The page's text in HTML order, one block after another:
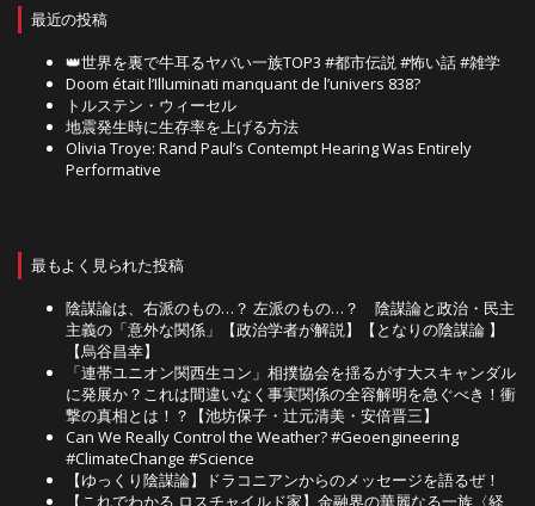
最近の投稿
👑世界を裏で牛耳るヤバい一族TOP3 #都市伝説 #怖い話 #雑学
Doom était l’Illuminati manquant de l’univers 838?
トルステン・ウィーセル
地震発生時に生存率を上げる方法
Olivia Troye: Rand Paul’s Contempt Hearing Was Entirely
Performative
最もよく見られた投稿
陰謀論は、右派のもの…？ 左派のもの…？ 陰謀論と政治・民主
主義の「意外な関係」【政治学者が解説】【となりの陰謀論 】
【烏谷昌幸】
「連帯ユニオン関西生コン」相撲協会を揺るがす大スキャンダル
に発展か？これは間違いなく事実関係の全容解明を急ぐべき！衝
撃の真相とは！？【池坊保子・辻元清美・安倍晋三】
Can We Really Control the Weather? #Geoengineering
#ClimateChange #Science
【ゆっくり陰謀論】ドラコニアンからのメッセージを語るぜ！
【これでわかる ロスチャイルド家】金融界の華麗なる一族〈経